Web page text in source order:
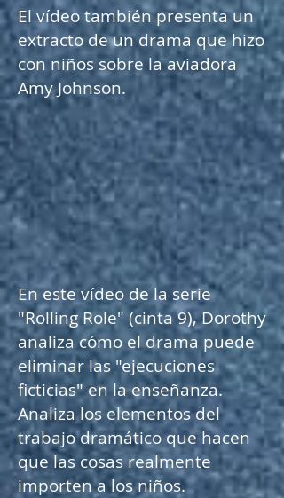
El vídeo también presenta un
extracto de un drama que hizo
con niños sobre la aviadora
Amy Johnson.
En este vídeo de la serie
"Rolling Role" (cinta 9), Dorothy
analiza cómo el drama puede
eliminar las "ejecuciones
ficticias" en la enseñanza.
Analiza los elementos del
trabajo dramático que hacen
que las cosas realmente
importen a los niños.